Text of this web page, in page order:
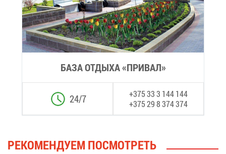
БА­ЗА ОТ­ДЫ­ХА «ПРИ­ВАЛ»
+375 33 3 144 144
+375 29 8 374 374
24/7
РЕ­КО­МЕН­ДУ­ЕМ ПО­СМОТ­РЕТЬ